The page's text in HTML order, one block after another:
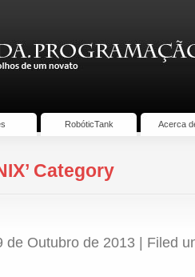
RobóticTank Acerca
Category
de Outubro de 2013 | Filed